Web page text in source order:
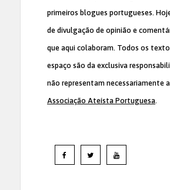
primeiros blogues portugueses.
de divulgação de opinião e
que aqui colaboram. Todos os
espaço são da exclusiva
não representam necessariamente
Associação Ateísta Portuguesa.